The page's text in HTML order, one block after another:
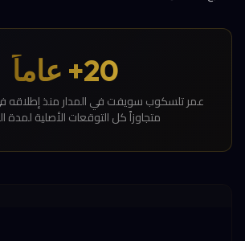
20+ عاماً
متجاوزاً كل التوقعات الأصلية لمدة